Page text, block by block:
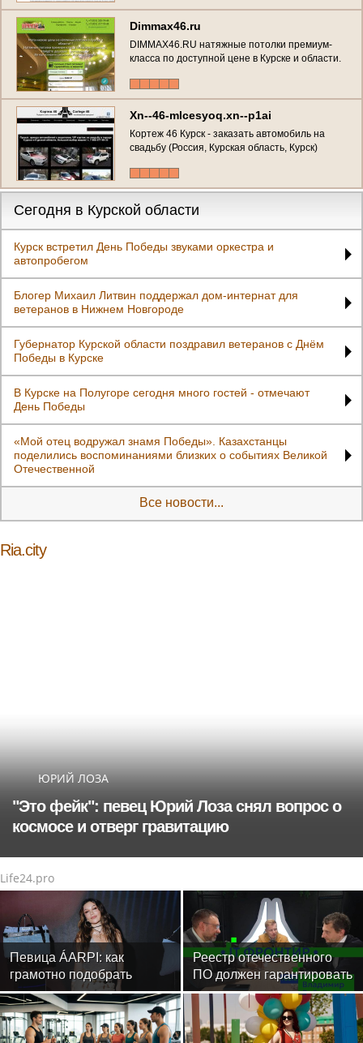
Dimmax46.ru
DIMMAX46.RU натяжные потолки премиум-
класса по доступной цене в Курске и области.
соотношение цены и качества. Акции! (Россия,
Курская область, Курск)
Xn--46-mlcesyoq.xn--p1ai
Кортеж 46 Курск - заказать автомобиль на
свадьбу (Россия, Курская область, Курск)
Сегодня в Курской области
Курск встретил День Победы звуками оркестра и
автопробегом
Блогер Михаил Литвин поддержал дом-интернат для
ветеранов в Нижнем Новгороде
Губернатор Курской области поздравил ветеранов с Днём
Победы в Курске
В Курске на Полугоре сегодня много гостей - отмечают
День Победы
«Мой отец водружал знамя Победы». Казахстанцы
поделились воспоминаниями близких о событиях Великой
Отечественной
Все новости...
Ria.city
ЮРИЙ ЛОЗА
"Это фейк": певец Юрий Лоза снял вопрос о
космосе и отверг гравитацию
Life24.pro
Певица ÁARPI: как
грамотно подобрать
гардероб для
выступлений
Реестр отечественного
ПО должен гарантировать
защиту